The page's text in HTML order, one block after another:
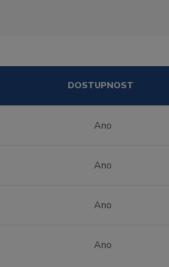
DOSTUPNOST
Ano
Ano
Ano
Ano